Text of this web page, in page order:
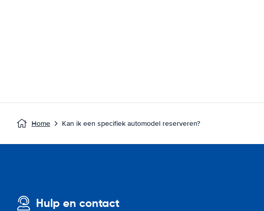
Home Kan ik een specifiek automodel reserveren?
Hulp en contact